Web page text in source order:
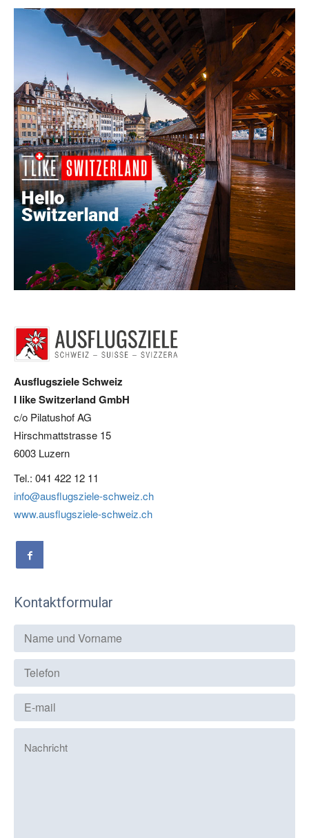
Ausflugsziele Schweiz
I like Switzerland GmbH
c/o Pilatushof AG
Hirschmattstrasse 15
6003 Luzern
Tel.: 041 422 12 11
info@ausflugsziele-schweiz.ch
www.ausflugsziele-schweiz.ch
Kontaktformular